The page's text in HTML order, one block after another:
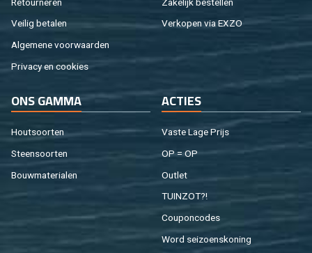
Vei­lig be­ta­len
Al­ge­me­ne voor­waar­den
Pri­va­cy en coo­kies
Ver­ko­pen via EXZO
ONS GAMMA
Hout­soor­ten
Steen­soor­ten
Bouw­ma­te­ri­a­len
AC­TIES
Vaste Lage Prijs
OP = OP
Out­let
TUIN­ZOT?!
Cou­pon­co­des
Word sei­zoens­ko­ning